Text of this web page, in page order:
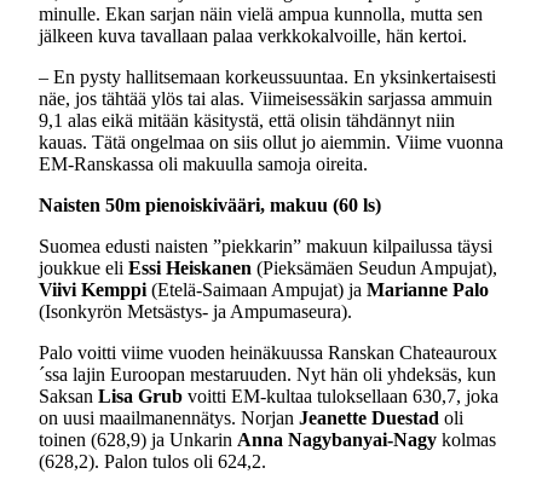
minulle. Ekan sarjan näin vielä ampua kunnolla, mutta sen
jälkeen kuva tavallaan palaa verkkokalvoille, hän kertoi.
– En pysty hallitsemaan korkeussuuntaa. En yksinkertaisesti
näe, jos tähtää ylös tai alas. Viimeisessäkin sarjassa ammuin
9,1 alas eikä mitään käsitystä, että olisin tähdännyt niin
kauas. Tätä ongelmaa on siis ollut jo aiemmin. Viime vuonna
EM-Ranskassa oli makuulla samoja oireita.
Naisten 50m pienoiskivääri, makuu (60 ls)
Suomea edusti naisten ”piekkarin” makuun kilpailussa täysi
joukkue eli Essi Heiskanen (Pieksämäen Seudun Ampujat),
Viivi Kemppi (Etelä-Saimaan Ampujat) ja Marianne Palo
(Isonkyrön Metsästys- ja Ampumaseura).
Palo voitti viime vuoden heinäkuussa Ranskan Chateauroux
´ssa lajin Euroopan mestaruuden. Nyt hän oli yhdeksäs, kun
Saksan Lisa Grub voitti EM-kultaa tuloksellaan 630,7, joka
on uusi maailmanennätys. Norjan Jeanette Duestad oli
toinen (628,9) ja Unkarin Anna Nagybanyai-Nagy kolmas
(628,2). Palon tulos oli 624,2.